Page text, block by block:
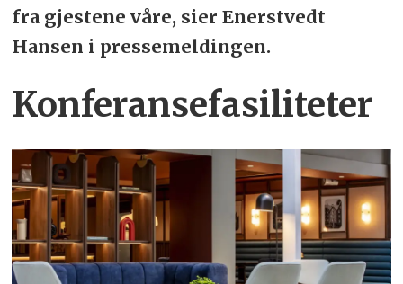
fra gjestene våre, sier Enerstvedt
Hansen i pressemeldingen.
Konferansefasiliteter